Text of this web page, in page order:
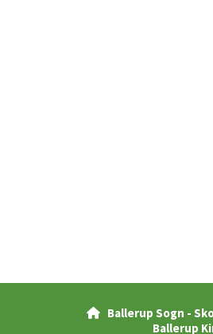

Ballerup Sogn -
Ballerup